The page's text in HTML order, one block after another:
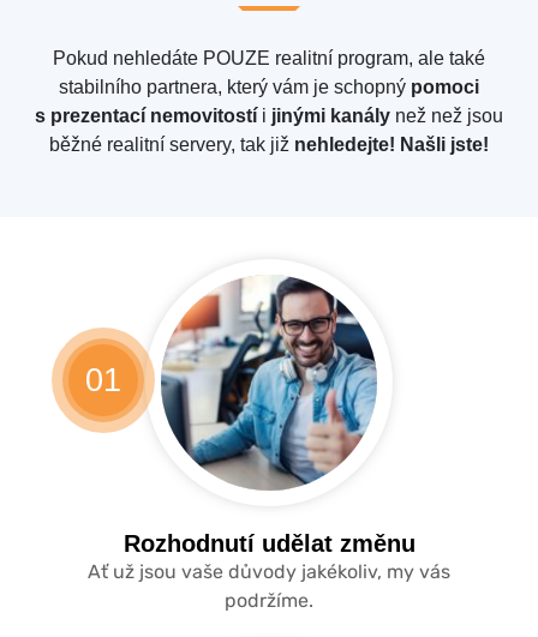
Pokud nehledáte POUZE realitní program, ale také
stabilního partnera, který vám je schopný pomoci
s prezentací nemovitostí i jinými kanály než než jsou
běžné realitní servery, tak již nehledejte! Našli jste!
01
Rozhodnutí udělat změnu
Ať už jsou vaše důvody jakékoliv, my vás
podržíme.